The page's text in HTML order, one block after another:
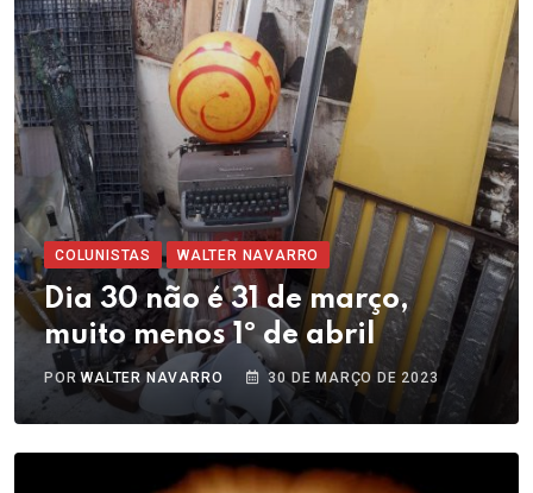
COLUNISTAS WALTER NAVARRO
Dia 30 não é 31 de março,
muito menos 1º de abril
PORWALTER NAVARRO 30 DE MARÇO DE 2023